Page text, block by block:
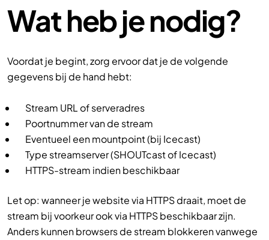
Wat heb je nodig?
Voordat je begint, zorg ervoor dat je de volgende
gegevens bij de hand hebt:
Stream URL of serveradres
Poortnummer van de stream
Eventueel een mountpoint (bij Icecast)
Type streamserver (SHOUTcast of Icecast)
HTTPS-stream indien beschikbaar
Let op: wanneer je website via HTTPS draait, moet de
stream bij voorkeur ook via HTTPS beschikbaar zijn.
Anders kunnen browsers de stream blokkeren vanwege